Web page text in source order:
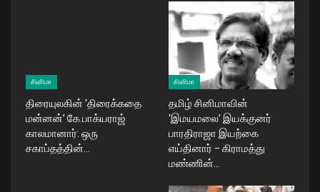
சினிமா
திரையுலகின் ‘திரைக்கதை
மன்னன்’ கே.பாக்யராஜ்
காலமானார்: ஒரு
சகாப்தத்தின்…
சினிமா
தமிழ் சினிமாவின்
‘இமயமலை’ இயக்குனர்
பாரதிராஜா இயற்கை
எய்தினார் – கிராமத்து
மண்ணின்…